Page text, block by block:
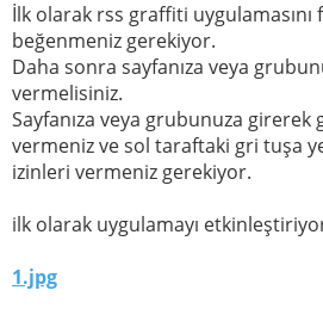
İlk olarak rss graffiti
beğenmeniz gerekiyor.
Daha sonra sayfanıza veya
vermelisiniz.
Sayfanıza veya grubunuza girerek
vermeniz ve sol taraftaki gri tuşa
izinleri vermeniz gerekiyor.
ilk olarak uygulamayı
1.jpg